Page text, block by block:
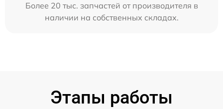
Более 20 тыс. запчастей от производителя в
наличии на собственных складах.
Этапы работы